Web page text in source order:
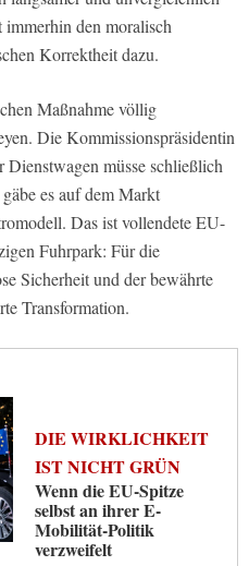
den moralisch
Korrektheit dazu.
Maßnahme völlig
Die Kommissionspräsidentin
müsse schließlich
es auf dem Markt
Das ist vollendete EU-
Fuhrpark: Für die
Sicherheit und der bewährte
Transformation.
DIE WIRKLICHKEIT
IST NICHT GRÜN
Wenn die EU-Spitze
selbst an ihrer E-
Mobilität-Politik
verzweifelt